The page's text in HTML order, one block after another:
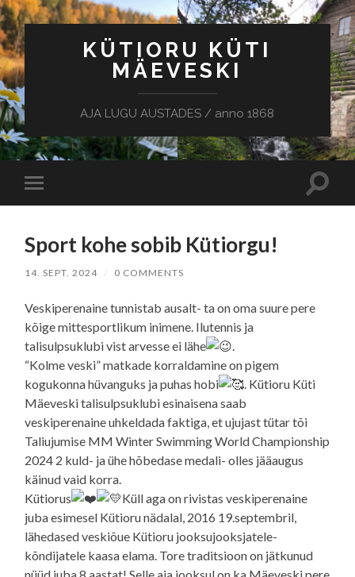
KÜTIORU KÜTI
MÄEVESKI
AJA LUGU AUSTADES / anno 1868
Toggle
mobile
Toggle
Sport kohe sobib Kütiorgu!
14. SEPT. 2024 / 0 COMMENTS
Veskiperenaine tunnistab ausalt- ta on oma suure pere
kõige mittesportlikum inimene. Ilutennis ja
talisulpsuklubi vist arvesse ei lähe
“Kolme veski” matkade korraldamine on pigem
kogukonna hüvanguks ja puhas hobi
. Kütioru Küti
Mäeveski talisulpsuklubi esinaisena saab
veskiperenaine uhkeldada faktiga, et ujujast tütar tõi
Taliujumise MM Winter Swimming World Championship
2024 2 kuld- ja ühe hõbedase medali- olles jääaugus
käinud vaid korra.
Kütiorus
Küll aga on rivistas veskiperenaine
juba esimesel Kütioru nädalal, 2016 19.septembril,
lähedased veskiõue Kütioru jooksujooksjatele-
kõndijatele kaasa elama. Tore traditsioon on jätkunud
nüüd juba 8 aastat! Selle aja jooksul on ka Mäeveski pere